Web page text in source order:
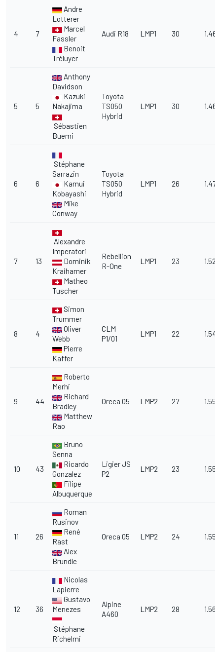
4 7
Andre
Lotterer
Marcel
Fassler
Benoit
Tréluyer
Audi R18 LMP1 30
5 5
Anthony
Davidson
Kazuki
Nakajima
Sébastien
Buemi
Toyota
TS050
Hybrid
LMP1 30
6 6
Stéphane
Sarrazin
Kamui
Kobayashi
Mike
Conway
Toyota
TS050
Hybrid
LMP1 26
7 13
Alexandre
Imperatori
Dominik
Kraihamer
Matheo
Tuscher
Rebellion
R-One
LMP1 23
8 4
Simon
Trummer
Oliver
Webb
Pierre
Kaffer
CLM
P1/01
LMP1 22
9 44
Roberto
Merhi
Richard
Bradley
Matthew
Rao
Oreca 05 LMP2 27
10 43
Bruno
Senna
Ricardo
Gonzalez
Filipe
Albuquerque
Ligier JS
P2
LMP2 23
11 26
Roman
Rusinov
René
Rast
Alex
Brundle
Oreca 05 LMP2 24
12 36
Nicolas
Lapierre
Gustavo
Menezes
Stéphane
Richelmi
Alpine
A460
LMP2 28